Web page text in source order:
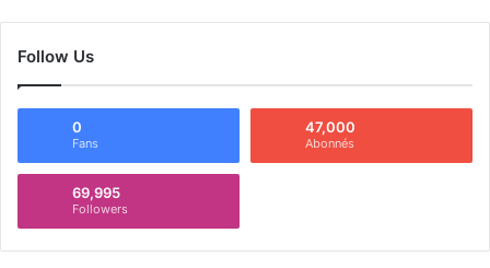
Follow Us
0
Fans
47,000
Abonnés
69,995
Followers